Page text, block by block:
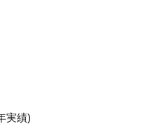
実績)